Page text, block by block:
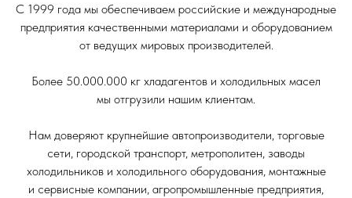
С 1999 года мы обеспечиваем российские и международные
предприятия качественными материалами и оборудованием
от ведущих мировых производителей.
Более 50.000.000 кг хладагентов и холодильных масел
мы отгрузили нашим клиентам.
Нам доверяют крупнейшие автопроизводители, торговые
сети, городской транспорт, метрополитен, заводы
холодильников и холодильного оборудования, монтажные
и сервисные компании, агропромышленные предприятия,